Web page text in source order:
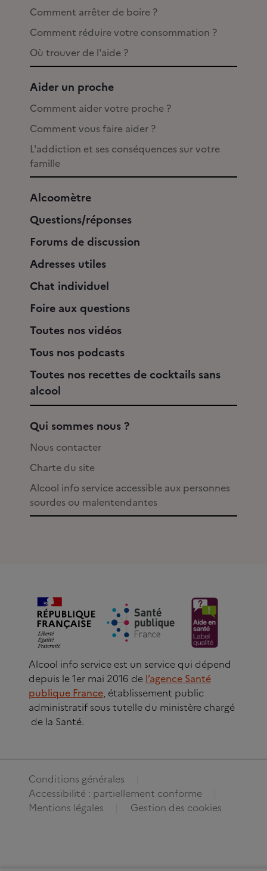
Comment arrêter de boire ?
Comment réduire votre consommation ?
Où trouver de l'aide ?
Aider un proche
Comment aider votre proche ?
Comment vous faire aider ?
L'addiction et ses conséquences sur votre
famille
Alcoomètre
Questions/réponses
Forums de discussion
Adresses utiles
Chat individuel
Foire aux questions
Toutes nos vidéos
Tous nos podcasts
Toutes nos recettes de cocktails sans
alcool
Qui sommes nous ?
Nous contacter
Charte du site
Alcool info service accessible aux personnes
sourdes ou malentendantes
Alcool info service est un service qui dépend
depuis le 1er mai 2016 de l’agence Santé
publique France, établissement public
administratif sous tutelle du ministère chargé
de la Santé.
Conditions générales
Accessibilité : partiellement conforme
Mentions légales
Gestion des cookies